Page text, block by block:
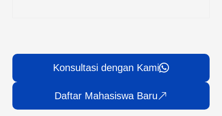
Konsultasi dengan Kami
Daftar Mahasiswa Baru